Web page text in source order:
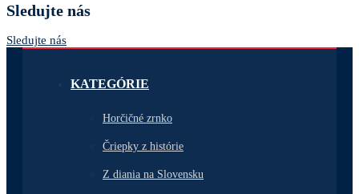
Sledujte nás
Sledujte nás
KATEGÓRIE
Horčičné zrnko
Čriepky z histórie
Z diania na Slovensku